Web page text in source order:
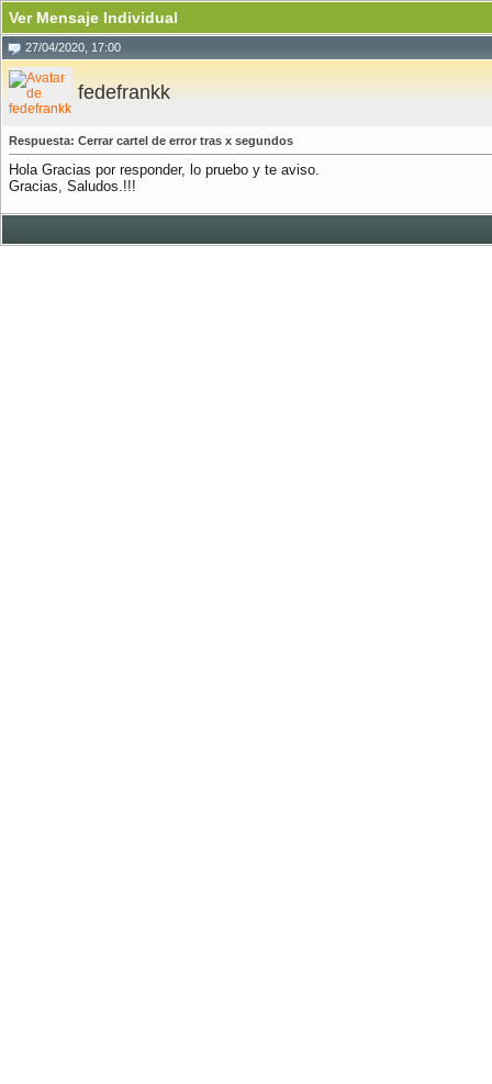
Ver Mensaje Individual
27/04/2020, 17:00
fedefrankk
Respuesta: Cerrar cartel de error tras x segundos
Hola Gracias por responder, lo pruebo y te aviso.
Gracias, Saludos.!!!